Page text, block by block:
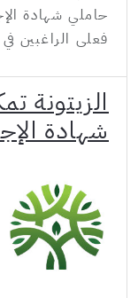
حاملي شهادة
فعلى الراغبين
الزيتونة
شهادة